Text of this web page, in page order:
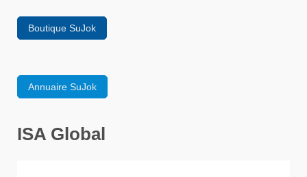
Boutique SuJok
Annuaire SuJok
ISA Global